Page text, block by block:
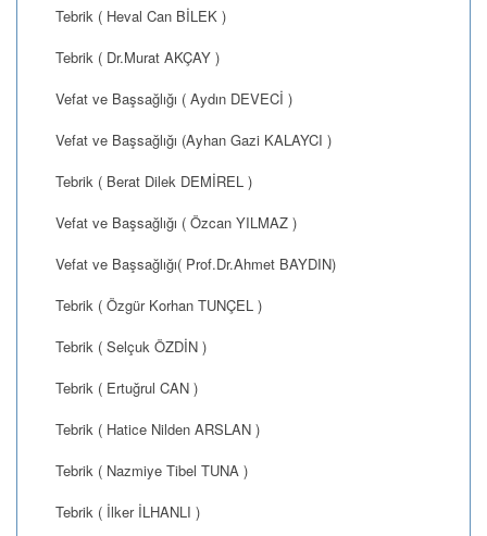
Tebrik ( Heval Can BİLEK )
Tebrik ( Dr.Murat AKÇAY )
Vefat ve Başsağlığı ( Aydın DEVECİ )
Vefat ve Başsağlığı (Ayhan Gazi KALAYCI )
Tebrik ( Berat Dilek DEMİREL )
Vefat ve Başsağlığı ( Özcan YILMAZ )
Vefat ve Başsağlığı( Prof.Dr.Ahmet BAYDIN)
Tebrik ( Özgür Korhan TUNÇEL )
Tebrik ( Selçuk ÖZDİN )
Tebrik ( Ertuğrul CAN )
Tebrik ( Hatice Nilden ARSLAN )
Tebrik ( Nazmiye Tibel TUNA )
Tebrik ( İlker İLHANLI )